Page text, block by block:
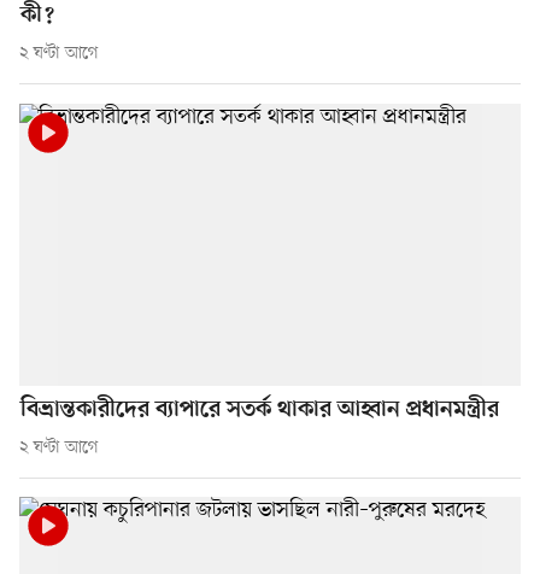
কী?
২ ঘণ্টা আগে
বিভ্রান্তকারীদের ব্যাপারে সতর্ক থাকার আহ্বান প্রধানমন্ত্রীর
২ ঘণ্টা আগে